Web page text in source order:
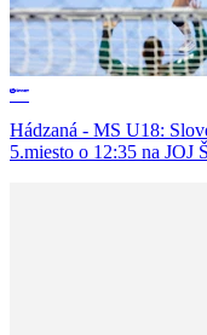
Hádzaná - MS U18:
5.miesto o 12:35 na JOJ